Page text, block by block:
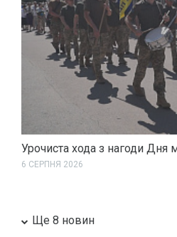
Урочиста хода з нагоди Дня
6 СЕРПНЯ 2026
Ще 8 новин